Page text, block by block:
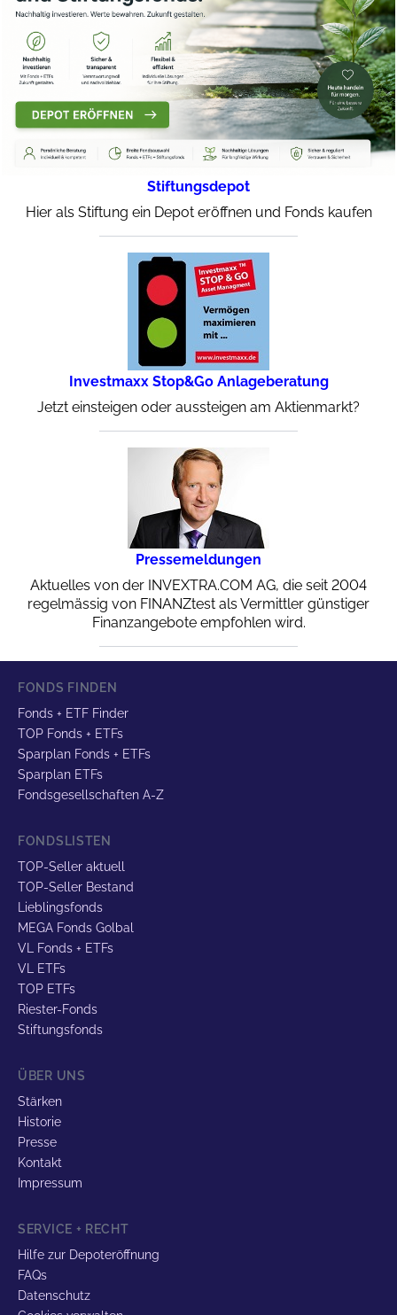
Stiftungsdepot
Hier als Stiftung ein Depot eröffnen und Fonds kaufen
Investmaxx Stop&Go Anlageberatung
Jetzt einsteigen oder aussteigen am Aktienmarkt?
Pressemeldungen
Aktuelles von der INVEXTRA.COM AG, die seit 2004
regelmässig von FINANZtest als Vermittler günstiger
Finanzangebote empfohlen wird.
FONDS FINDEN
Fonds + ETF Finder
TOP Fonds + ETFs
Sparplan Fonds + ETFs
Sparplan ETFs
Fondsgesellschaften A-Z
FONDSLISTEN
TOP-Seller aktuell
TOP-Seller Bestand
Lieblingsfonds
MEGA Fonds Golbal
VL Fonds + ETFs
VL ETFs
TOP ETFs
Riester-Fonds
Stiftungsfonds
ÜBER UNS
Stärken
Historie
Presse
Kontakt
Impressum
SERVICE + RECHT
Hilfe zur Depoteröffnung
FAQs
Datenschutz